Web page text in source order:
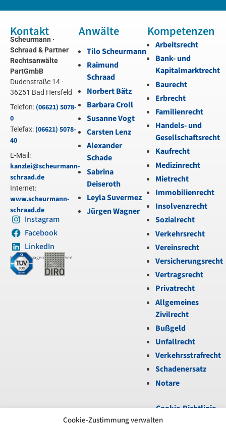
Cookie-Zustimmung verwalten
Kontakt
Scheurmann ·
Schraad & Partner
Rechtsanwälte
PartGmbB
Dudenstraße 14 ·
36251 Bad Hersfeld
Telefon: (06621) 5078-
0
Telefax: (06621) 5078-
40
E-Mail:
kanzlei@scheurmann-
schraad.de
Internet:
www.scheurmann-
schraad.de
Instagram
Facebook
LinkedIn
Kanzleimanagement zertifiziert
Anwälte
Tilo Scheurmann
Raimund
Schraad
Norbert Bätz
Barbara Croll
Susanne Vogt
Carsten Lenz
Alexander
Schade
Sabrina
Deiseroth
Leyla Suvermez
Jürgen Wagner
Kompetenzen
Arbeitsrecht
Bank- und
Kapitalmarktrecht
Baurecht
Erbrecht
Familienrecht
Handels- und
Gesellschaftsrecht
Kaufrecht
Medizinrecht
Mietrecht
Immobilienrecht
Insolvenzrecht
Sozialrecht
Verkehrsrecht
Vereinsrecht
Versicherungsrecht
Vertragsrecht
Privatrecht
Allgemeines
Zivilrecht
Bußgeld
Unfallrecht
Verkehrsstrafrecht
Schadenersatz
Notare
Cookie-Richtlinie
(EU)